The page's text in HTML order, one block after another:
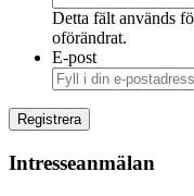
Detta fält används
oförändrat.
E-post
Intresseanmälan